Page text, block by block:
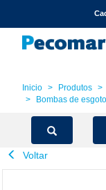
Inicio Produtos
Bombas de esgoto
Voltar